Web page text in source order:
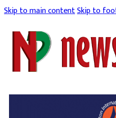
Skip to main contentSkip to